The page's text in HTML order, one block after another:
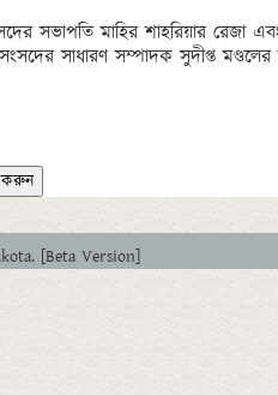
সভাপতি মাহির শাহরিয়ার রেজা
করুন
[Beta Version]